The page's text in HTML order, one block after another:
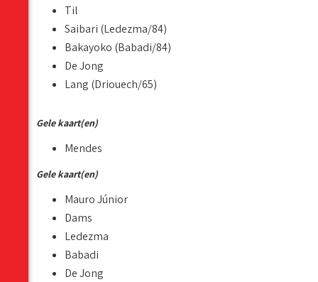
Til
Saibari (Ledezma/84)
Bakayoko (Babadi/84)
De Jong
Lang (Driouech/65)
Gele kaart(en)
Mendes
Gele kaart(en)
Mauro Júnior
Dams
Ledezma
Babadi
De Jong